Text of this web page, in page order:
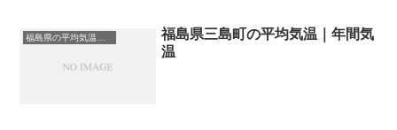
福島県の平均気温まとめ
福島県三島町の平均気温｜年間気
温